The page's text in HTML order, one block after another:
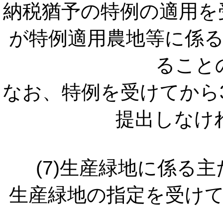
納税猶予の特例の適用
が特例適用農地等に係
ること
なお、特例を受けてか
提出しなけ
(7)生産緑地に係る
生産緑地の指定を受け